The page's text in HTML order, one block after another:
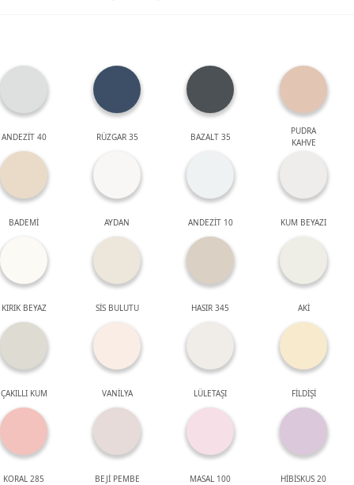
ANDEZİT 40 RÜZGAR 35 BAZALT 35
PUDRA
KAHVE
BADEMİ AYDAN ANDEZİT 10 KUM BEYAZI
KIRIK BEYAZ SİS BULUTU HASIR 345 AKİ
ÇAKILLI KUM VANİLYA LÜLETAŞI FİLDİŞİ
KORAL 285 BEJİ PEMBE MASAL 100 HİBİSKUS 20